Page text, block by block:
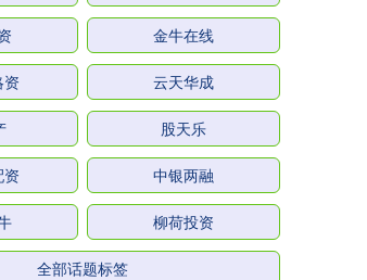
金牛在线
资 云天华成
股天乐
资 中银两融
柳荷投资
全部话题标签